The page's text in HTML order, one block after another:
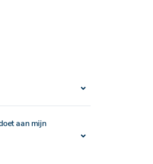
aan mijn